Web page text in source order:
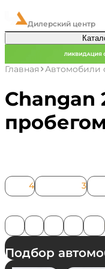
Дилерский центр
Главная Автомобили
Changan
пробегом
Подбор
CS35 4CS35PLUS 3CS75
20142015201620192020